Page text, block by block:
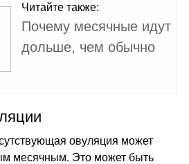
Читайте также:
Почему месячные идут
дольше, чем обычно
овуляция может
месячным. Это может быть